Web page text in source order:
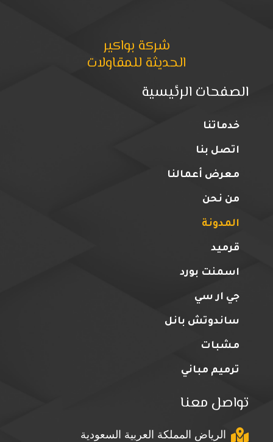
شركة بواكير
الحديثة للمقاولات
الصفحات الرئيسية
خدماتنا
اتصل بنا
معرض أعمالنا
من نحن
المدونة
قرميد
اسمنت بورد
جي ار سي
ساندوتش بانل
مشبات
ترميم مباني
تواصل معنا
الرياض المملكة العربية السعودية